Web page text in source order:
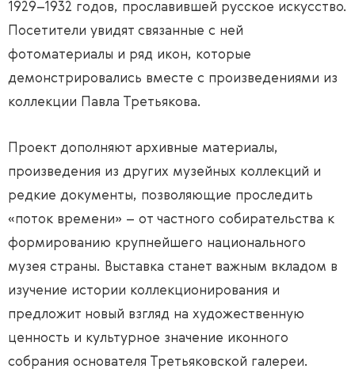
1929–1932 годов, прославившей русское искусство.
Посетители увидят связанные с ней
фотоматериалы и ряд икон, которые
демонстрировались вместе с произведениями из
коллекции Павла Третьякова.
Проект дополняют архивные материалы,
произведения из других музейных коллекций и
редкие документы, позволяющие проследить
«поток времени» – от частного собирательства к
формированию крупнейшего национального
музея страны. Выставка станет важным вкладом в
изучение истории коллекционирования и
предложит новый взгляд на художественную
ценность и культурное значение иконного
собрания основателя Третьяковской галереи.